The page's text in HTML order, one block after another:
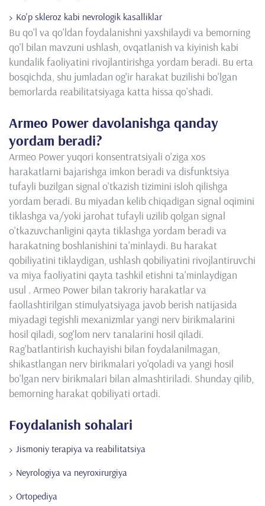
Ko'p skleroz kabi nevrologik kasalliklar
Bu qo'l va qo'ldan foydalanishni yaxshilaydi va bemorning
qo'l bilan mavzuni ushlash, ovqatlanish va kiyinish kabi
kundalik faoliyatini rivojlantirishga yordam beradi. Bu erta
bosqichda, shu jumladan og'ir harakat buzilishi bo'lgan
bemorlarda reabilitatsiyaga katta hissa qo'shadi.
Armeo Power davolanishga qanday
yordam beradi?
Armeo Power yuqori konsentratsiyali o'ziga xos
harakatlarni bajarishga imkon beradi va disfunktsiya
tufayli buzilgan signal o'tkazish tizimini isloh qilishga
yordam beradi. Bu miyadan kelib chiqadigan signal oqimini
tiklashga va/yoki jarohat tufayli uzilib qolgan signal
o'tkazuvchanligini qayta tiklashga yordam beradi va
harakatning boshlanishini ta'minlaydi. Bu harakat
qobiliyatini tiklaydigan, ushlash qobiliyatini rivojlantiruvchi
va miya faoliyatini qayta tashkil etishni ta'minlaydigan
usul . Armeo Power bilan takroriy harakatlar va
faollashtirilgan stimulyatsiyaga javob berish natijasida
miyadagi tegishli mexanizmlar yangi nerv birikmalarini
hosil qiladi, sog'lom nerv tanalarini hosil qiladi.
Rag'batlantirish kuchayishi bilan foydalanilmagan,
shikastlangan nerv birikmalari yo'qoladi va yangi hosil
bo'lgan nerv birikmalari bilan almashtiriladi. Shunday qilib,
bemorning harakat qobiliyati ortadi.
Foydalanish sohalari
Jismoniy terapiya va reabilitatsiya
Neyrologiya va neyroxirurgiya
Ortopediya